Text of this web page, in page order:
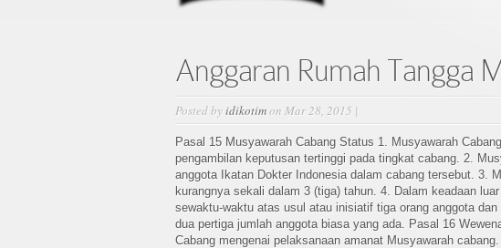
Anggaran Rumah Tangga
Posted byidikotimon Mar 28, 2015 |
Pasal 15 Musyawarah Cabang Status 1. Musyawarah
pengambilan keputusan tertinggi pada tingkat cabang. 2.
anggota Ikatan Dokter Indonesia dalam cabang tersebut. 3.
kurangnya sekali dalam 3 (tiga) tahun. 4. Dalam keadaan
sewaktu-waktu atas usul atau inisiatif tiga orang anggota
dua pertiga jumlah anggota biasa yang ada. Pasal 16
Cabang mengenai pelaksanaan amanat Musyawarah